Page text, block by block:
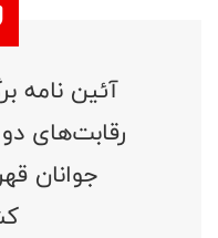
آئین نامه
رقابت‌های
جوانان